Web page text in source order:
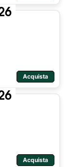
Acquista
Acquista